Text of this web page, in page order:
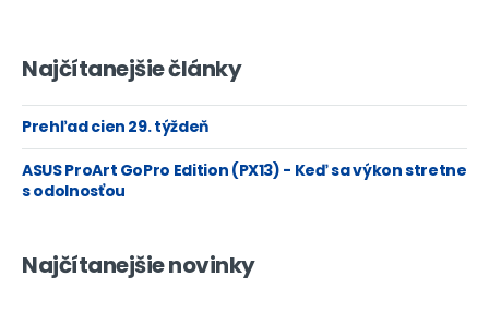
Najčítanejšie články
Prehľad cien 29. týždeň
ASUS ProArt GoPro Edition (PX13) - Keď sa výkon stretne
s odolnosťou
Najčítanejšie novinky